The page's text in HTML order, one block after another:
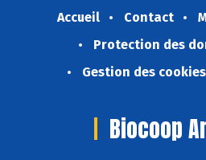
Accueil Contact
Protection des
Gestion des cookies
Biocoop